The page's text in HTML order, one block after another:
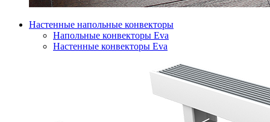
Настенные напольные конвекторы
Напольные конвекторы Eva
Настенные конвекторы Eva